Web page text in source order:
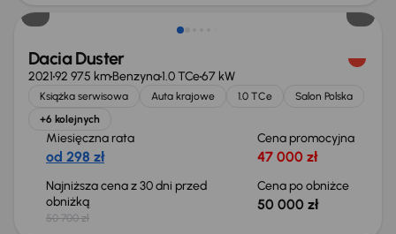
Dacia Duster
202192 975 kmBenzyna1.0 TCe67 kW
Książka serwisowa Auta krajowe 1.0 TCe
Salon Polska
+6 kolejnych
Miesięczna rata
od 298 zł
Cena promocyjna
47 000 zł
Najniższa cena z 30 dni przed
obniżką
50 700 zł
Cena po obniżce
50 000 zł
Taniej o 2 000 zł